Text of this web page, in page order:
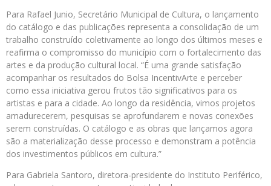
Para Rafael Junio, Secretário Municipal de Cultura, o lançamento
do catálogo e das publicações representa a consolidação de um
trabalho construído coletivamente ao longo dos últimos meses e
reafirma o compromisso do município com o fortalecimento das
artes e da produção cultural local. “É uma grande satisfação
acompanhar os resultados do Bolsa IncentivArte e perceber
como essa iniciativa gerou frutos tão significativos para os
artistas e para a cidade. Ao longo da residência, vimos projetos
amadurecerem, pesquisas se aprofundarem e novas conexões
serem construídas. O catálogo e as obras que lançamos agora
são a materialização desse processo e demonstram a potência
dos investimentos públicos em cultura.”
Para Gabriela Santoro, diretora-presidente do Instituto Periférico,